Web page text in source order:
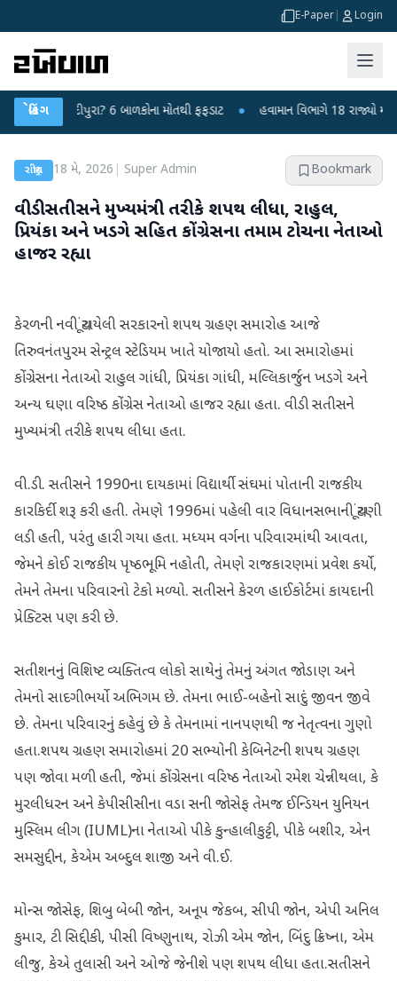
E-Paper Login
બ્રેકિંગ
ચાંદીપુરા? 6 બાળકોના મોતથી ફફડાટ ● હવામાન વિભાગે 18 રાજ્યો માટે ભારે
રાષ્ટ્રીય 18 મે, 2026 Super Admin Bookmark
વીડી સતીસને મુખ્યમંત્રી તરીકે શપથ લીધા, રાહુલ,
પ્રિયંકા અને ખડગે સહિત કોંગ્રેસના તમામ ટોચના નેતાઓ
હાજર રહ્યા
કેરળની નવી ચૂંટાયેલી સરકારનો શપથ ગ્રહણ સમારોહ આજે
તિરુવનંતપુરમ સેન્ટ્રલ સ્ટેડિયમ ખાતે યોજાયો હતો. આ સમારોહમાં
કોંગ્રેસના નેતાઓ રાહુલ ગાંધી, પ્રિયંકા ગાંધી, મલ્લિકાર્જુન ખડગે અને
અન્ય ઘણા વરિષ્ઠ કોંગ્રેસ નેતાઓ હાજર રહ્યા હતા. વીડી સતીસને
મુખ્યમંત્રી તરીકે શપથ લીધા હતા.
વી.ડી. સતીસને 1990ના દાયકામાં વિદ્યાર્થી સંઘમાં પોતાની રાજકીય
કારકિર્દી શરૂ કરી હતી. તેમણે 1996માં પહેલી વાર વિધાનસભાની ચૂંટણી
લડી હતી, પરંતુ હારી ગયા હતા. મધ્યમ વર્ગના પરિવારમાંથી આવતા,
જેમને કોઈ રાજકીય પૃષ્ઠભૂમિ નહોતી, તેમણે રાજકારણમાં પ્રવેશ કર્યો,
તેમને તેમના પરિવારનો ટેકો મળ્યો. સતીસને કેરળ હાઈકોર્ટમાં કાયદાની
પ્રેક્ટિસ પણ કરી છે.
સતીશનનું વિશિષ્ટ વ્યક્તિત્વ લોકો સાથેનું તેમનું અંગત જોડાણ અને
તેમનો સાદગીભર્યો અભિગમ છે. તેમના ભાઈ-બહેનો સાદું જીવન જીવે
છે. તેમના પરિવારનું કહેવું છે કે તેમનામાં નાનપણથી જ નેતૃત્વના ગુણો
હતા.શપથ ગ્રહણ સમારોહમાં 20 સભ્યોની કેબિનેટની શપથ ગ્રહણ
પણ જોવા મળી હતી, જેમાં કોંગ્રેસના વરિષ્ઠ નેતાઓ રમેશ ચેન્નીથલા, કે
મુરલીધરન અને કેપીસીસીના વડા સની જોસેફ તેમજ ઈન્ડિયન યુનિયન
મુસ્લિમ લીગ (IUML)ના નેતાઓ પીકે કુન્હાલીકુટ્ટી, પીકે બશીર, એન
સમસુદ્દીન, કેએમ અબ્દુલ શાજી અને વી.ઈ.
મોન્સ જોસેફ, શિબુ બેબી જોન, અનૂપ જેકબ, સીપી જોન, એપી અનિલ
કુમાર, ટી સિદ્દીકી, પીસી વિષ્ણુનાથ, રોઝી એમ જોન, બિંદુ ક્રિષ્ના, એમ
લીજુ, કેએ તુલાસી અને ઓજે જેનીશે પણ શપથ લીધા હતા.સતીસને